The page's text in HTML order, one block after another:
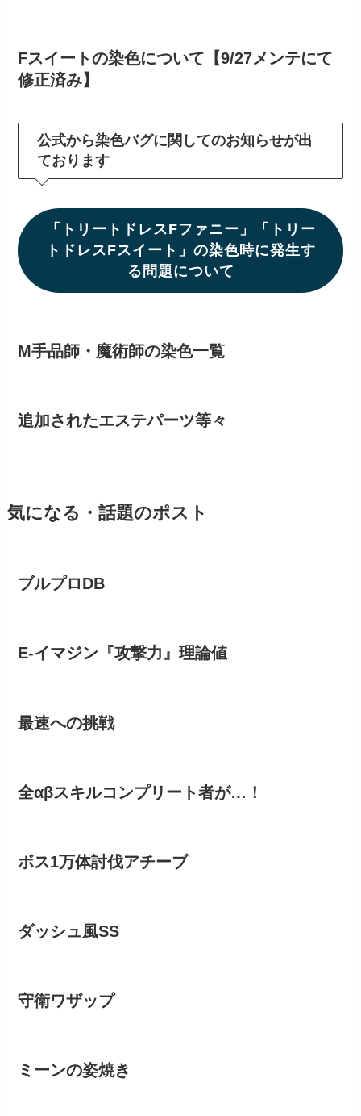
Fスイートの染色について【9/27メンテにて
修正済み】
公式から染色バグに関してのお知らせが出
ております
「トリートドレスFファニー」「トリー
トドレスFスイート」の染色時に発生す
る問題について
M手品師・魔術師の染色一覧
追加されたエステパーツ等々
気になる・話題のポスト
ブルプロDB
E-イマジン『攻撃力』理論値
最速への挑戦
全αβスキルコンプリート者が…！
ボス1万体討伐アチーブ
ダッシュ風SS
守衛ワザップ
ミーンの姿焼き